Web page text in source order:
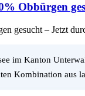
Obbürgen
gesucht – Jetzt
im Kanton
Kombination aus